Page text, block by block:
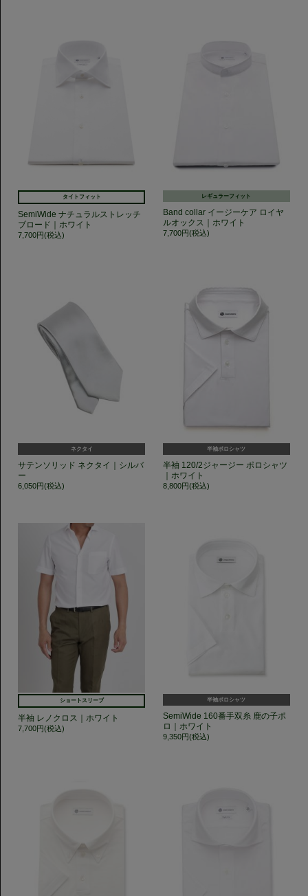
タイトフィット
SemiWide ナチュラルストレッチ
ブロード｜ホワイト
7,700円(税込)
レギュラーフィット
Band collar イージーケア ロイヤ
ルオックス｜ホワイト
7,700円(税込)
ネクタイ
サテンソリッド ネクタイ｜シルバ
ー
6,050円(税込)
半袖ポロシャツ
半袖 120/2ジャージー ポロシャツ
｜ホワイト
8,800円(税込)
ショートスリーブ
半袖 レノクロス｜ホワイト
7,700円(税込)
半袖ポロシャツ
SemiWide 160番手双糸 鹿の子ポ
ロ｜ホワイト
9,350円(税込)